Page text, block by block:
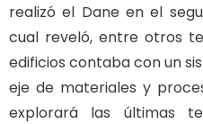
realizó el Dane en el
cual reveló, entre otros
edificios contaba con un
eje de materiales y
explorará las últimas